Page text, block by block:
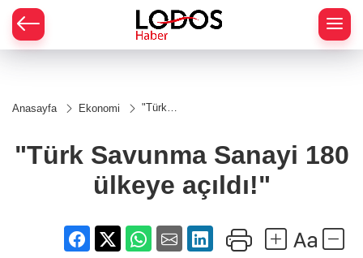
Anasayfa Ekonomi
"Türk
ülkeye
"Türk Savunma Sanayi 180
ülkeye açıldı!"